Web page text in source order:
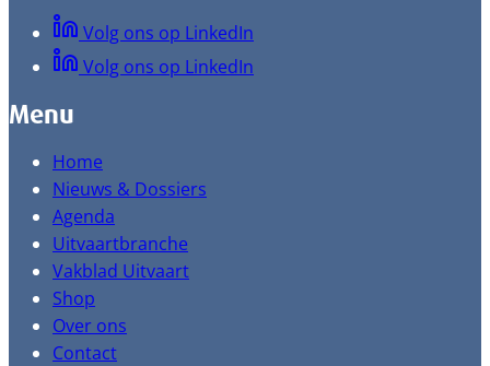
Volg ons op LinkedIn
Volg ons op LinkedIn
Menu
Home
Nieuws & Dossiers
Agenda
Uitvaartbranche
Vakblad Uitvaart
Shop
Over ons
Contact